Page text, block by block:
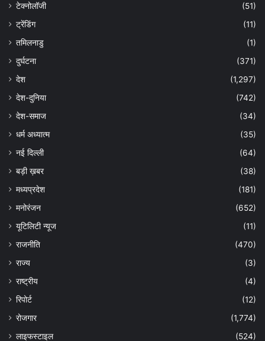
टेक्नोलॉजी
(51)
ट्रेंडिंग
(11)
तमिलनाडु
(1)
दुर्घटना
(371)
देश
(1,297)
देश-दुनिया
(742)
देश-समाज
(34)
धर्म अध्यात्म
(35)
नई दिल्ली
(64)
बड़ी ख़बर
(38)
मध्यप्रदेश
(181)
मनोरंजन
(652)
यूटिलिटी न्यूज
(11)
राजनीति
(470)
राज्य
(3)
राष्ट्रीय
(4)
रिपोर्ट
(12)
रोजगार
(1,774)
लाइफस्टाइल
(524)